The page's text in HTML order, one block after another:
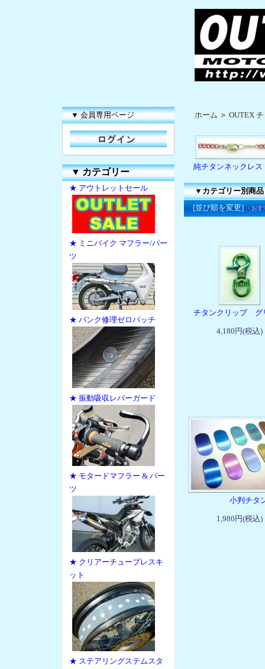
▼ 会員専用ページ
▼カテゴリー
★ アウトレットセール
★ ミニバイク マフラー/パー
ツ
★ パンク修理ゼロパッチ
★ 振動吸収レバーガード
★ モタードマフラー & パー
ツ
★ クリアーチューブレスキ
ット
★ ステアリングステムスタ
ホーム ＞ OUTEX
純チタンネックレ
▼カテゴリー別商品
[並び順を変更]
・お
チタンクリップ グ
4,180円(税込)
小判チタ
1,980円(税込)